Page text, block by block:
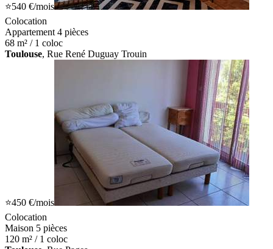
⭐540 €/mois
Colocation
Appartement 4 pièces
68 m² / 1 coloc
Toulouse, Rue René Duguay Trouin
⭐450 €/mois
Colocation
Maison 5 pièces
120 m² / 1 coloc